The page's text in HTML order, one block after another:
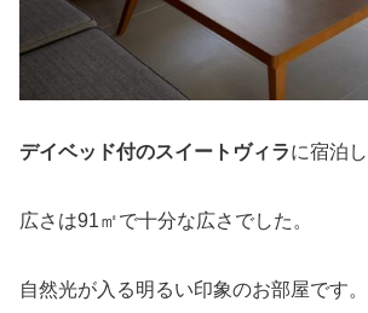
デイベッド付のスイートヴィラに宿泊
広さは91㎡で十分な広さでした。
自然光が入る明るい印象のお部屋です。